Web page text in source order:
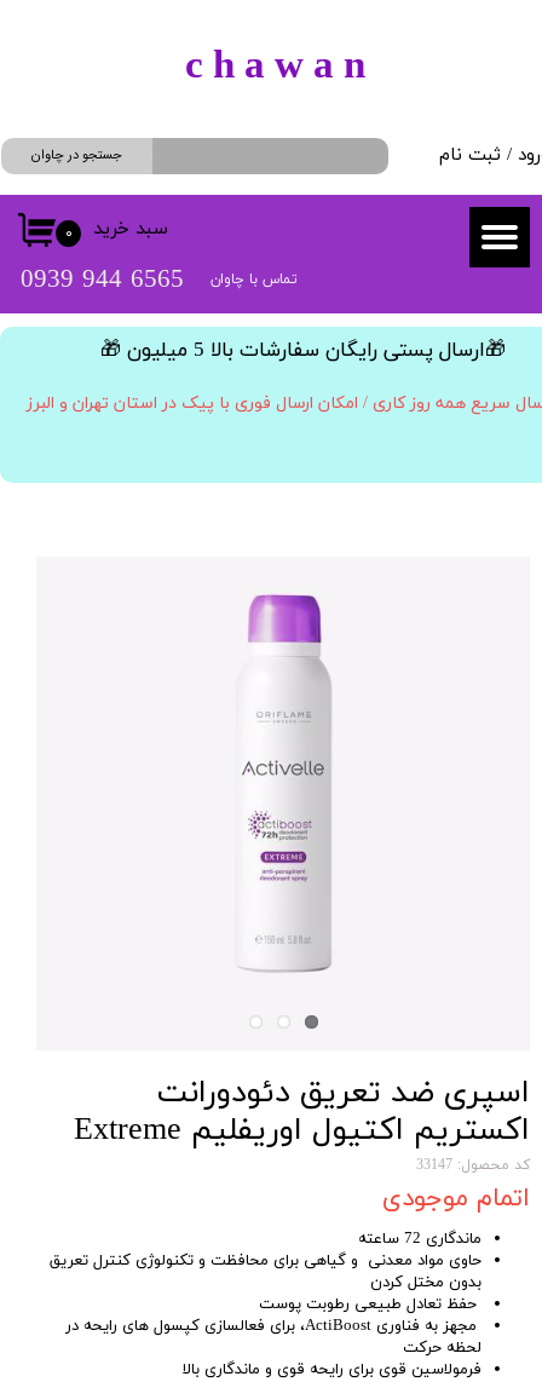
/ ثبت نام
سفارشات
خروج از حساب کاربری
جستجو در چاوان
​​6565 944 0939 تماس با چاوان
۰ سبد خرید
​c h a w a n
​🎁ارسال پستی رایگان سفارشات بالا 5 میلیون 🎁​​​​​​​
سریع همه روز کاری / امکان ارسال فوری با پیک در استان تهران و البرز
اسپری ضد تعریق دئودورانت
اکستریم اکتیول اوریفلیم Extreme
Anti-perspirant Deodorant Spray
Oriflame
کد محصول: 33147
اتمام موجودی
ماندگاری 72 ساعته
حاوی مواد معدنی و گیاهی برای محافظت و تکنولوژی کنترل تعریق
بدون مختل کردن
حفظ تعادل طبیعی رطوبت پوست
مجهز به فناوری ActiBoost، برای فعالسازی کپسول های رایحه در
لحظه حرکت
فرمولاسین قوی برای رایحه قوی و ماندگاری بالا